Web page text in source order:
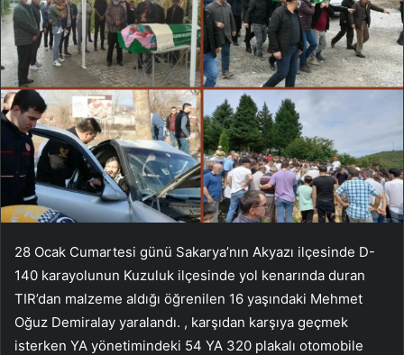
28 Ocak Cumartesi günü Sakarya’nın Akyazı ilçesinde D-
140 karayolunun Kuzuluk ilçesinde yol kenarında duran
TIR’dan malzeme aldığı öğrenilen 16 yaşındaki Mehmet
Oğuz Demiralay yaralandı. , karşıdan karşıya geçmek
isterken YA yönetimindeki 54 YA 320 plakalı otomobile